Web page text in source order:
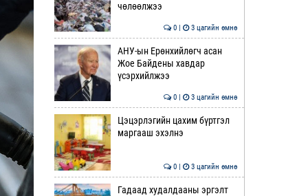
чөлөөлжээ
0 | 3 цагийн өмнө
АНУ-ын Ерөнхийлөгч асан
Жое Байдены хавдар
үсэрхийлжээ
0 | 3 цагийн өмнө
Цэцэрлэгийн цахим бүртгэл
маргааш эхэлнэ
0 | 3 цагийн өмнө
Гадаад худалдааны эргэлт